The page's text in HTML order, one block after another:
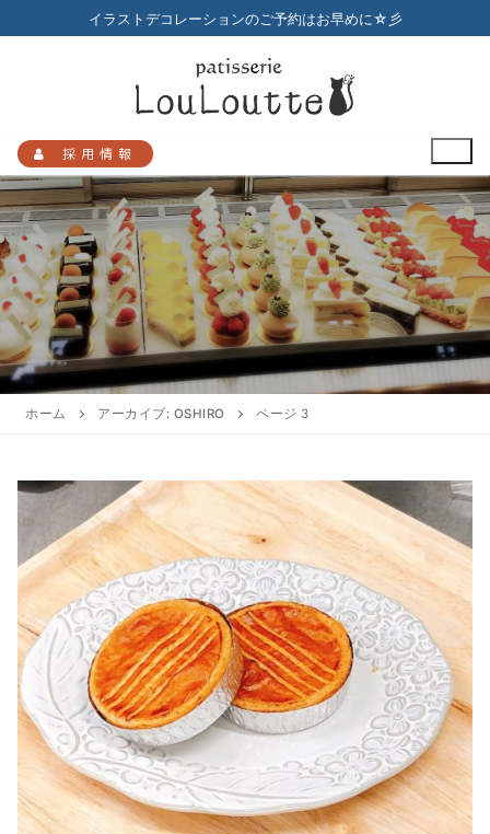
ン
ス
キ
ッ
プ
イラストデコレーションのご予約はお早めに☆彡
採用情報
検
索:
HOME
焼き菓子
アントルメ
季節限定商品
アクセスマップ
営業日
お知らせ
全てのお知らせ
採用情報
プリントクッキーのご予約について
お客様の声
ギフト
ホーム アーカイブ: OSHIRO ページ 3